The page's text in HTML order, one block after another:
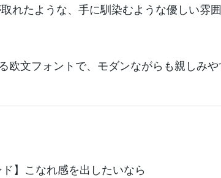
れたような、手に馴染むような優しい雰
欧文フォントで、モダンながらも親しみ
】こなれ感を出したいなら